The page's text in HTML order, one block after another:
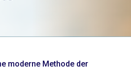
moderne Methode der